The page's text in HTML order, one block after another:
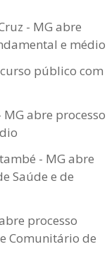
- MG abre
e médio
público com
abre processo
- MG abre
Saúde e de
processo
Comunitário de